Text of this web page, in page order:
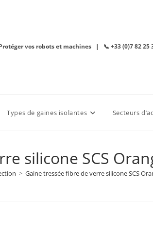
vos robots et machines | 📞 +33 (0)7 82
Types de gaines isolantes Secteurs
silicone SCS
> Gaine tressée fibre de verre silicone SCS